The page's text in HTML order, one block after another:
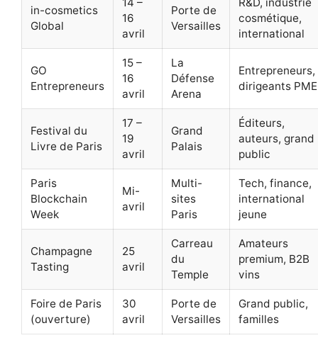
in-cosmetics
Global
16
avril
Porte de
Versailles
cosmétique,
international
GO
Entrepreneurs
15 –
16
avril
La
Défense
Arena
Entrepreneurs,
dirigeants PME
Festival du
Livre de Paris
17 –
19
avril
Grand
Palais
Éditeurs,
auteurs, grand
public
Paris
Blockchain
Week
Mi-
avril
Multi-
sites
Paris
Tech, finance,
international
jeune
Champagne
Tasting
25
avril
Carreau
du
Temple
Amateurs
premium, B2B
vins
Foire de Paris
(ouverture)
30
avril
Porte de
Versailles
Grand public,
familles